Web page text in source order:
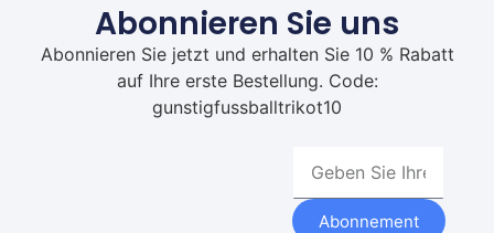
Abonnieren Sie uns
Abonnieren Sie jetzt und erhalten Sie 10 % Rabatt
auf Ihre erste Bestellung. Code:
gunstigfussballtrikot10
Abonnement